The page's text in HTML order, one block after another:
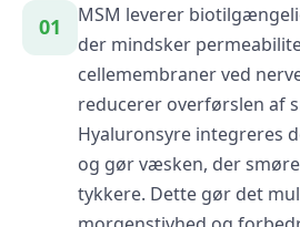
01
MSM leverer
der mindsker
cellemembraner ved
reducerer overførslen af
Hyaluronsyre integreres
og gør væsken, der
tykkere. Dette gør det